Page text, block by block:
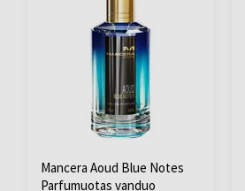
Mancera Aoud Blue Notes
Parfumuotas vanduo